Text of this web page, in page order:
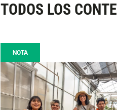
TODOS LOS
NOTA